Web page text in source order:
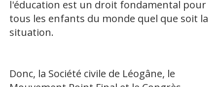
l'éducation est un droit fondamental pour
tous les enfants du monde quel que soit la
situation.
Donc, la Société civile de Léogâne, le